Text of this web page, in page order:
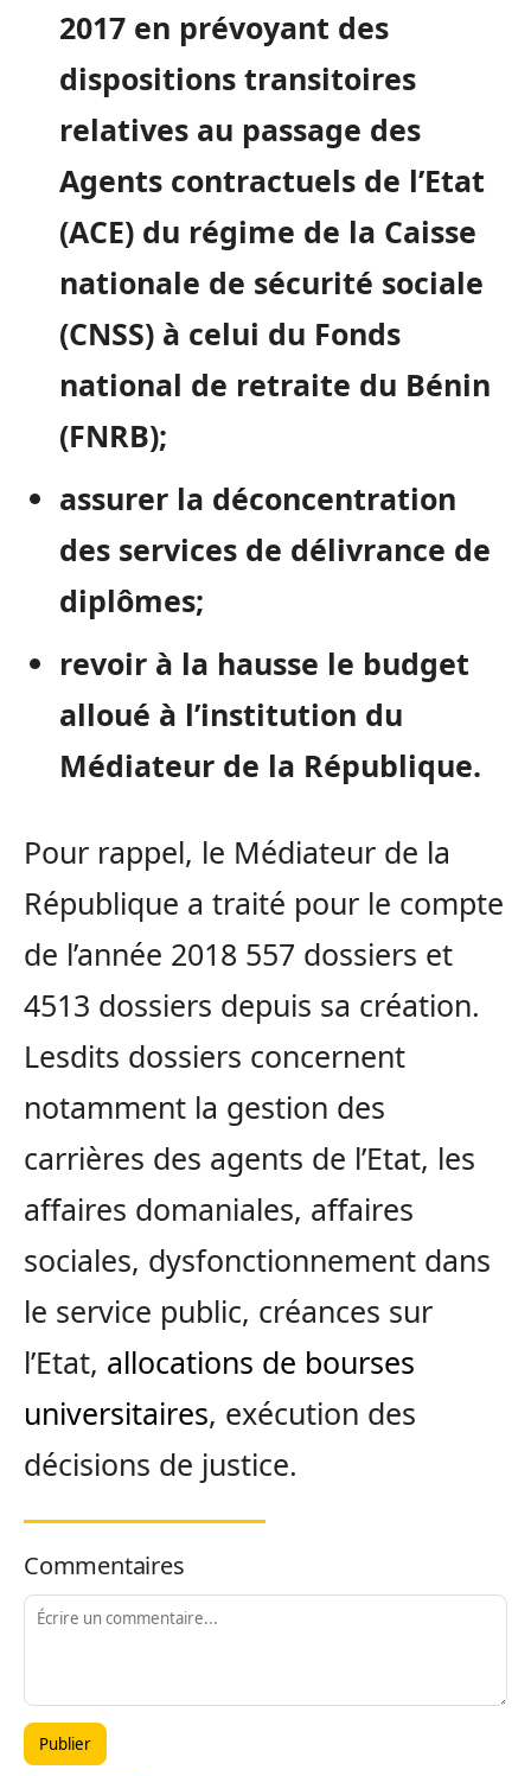
2017 en prévoyant des
dispositions transitoires
relatives au passage des
Agents contractuels de l’Etat
(ACE) du régime de la Caisse
nationale de sécurité sociale
(CNSS) à celui du Fonds
national de retraite du Bénin
(FNRB);
assurer la déconcentration
des services de délivrance de
diplômes;
revoir à la hausse le budget
alloué à l’institution du
Médiateur de la République.
Pour rappel, le Médiateur de la
République a traité pour le compte
de l’année 2018 557 dossiers et
4513 dossiers depuis sa création.
Lesdits dossiers concernent
notamment la gestion des
carrières des agents de l’Etat, les
affaires domaniales, affaires
sociales, dysfonctionnement dans
le service public, créances sur
l’Etat, allocations de bourses
universitaires, exécution des
décisions de justice.
Commentaires
Publier